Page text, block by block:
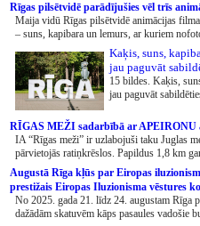
Rīgas pilsētvidē parādījušies vēl trīs
Maija vidū Rīgas pilsētvidē animācijas
– suns, kapibara un lemurs, ar kuriem
Kaķis, suns,
jau paguvāt
15 bildes. Kaķis,
jau paguvāt
RĪGAS MEŽI sadarbībā ar APEIRONU
IA “Rīgas meži” ir uzlabojuši taku Juglas
pārvietojās ratiņkrēslos. Papildus 1,8 km
Augustā Rīga kļūs par Eiropas
prestižais Eiropas Iluzionisma vēstures
No 2025. gada 21. līdz 24. augustam Rīga
dažādām skatuvēm kāps pasaules vadošie